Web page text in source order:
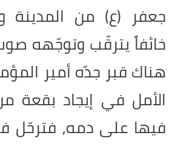
جعفر (ع) من المدينة
خائفاً يترقّب وتوجّهه
هناك قبر جدّه أمير
الأمل في إيجاد بقعة
فيها على دمه, فترحّل